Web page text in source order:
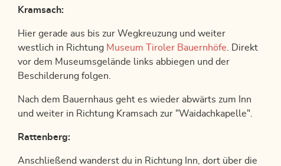
Kramsach:
Hier gerade aus bis zur Wegkreuzung und weiter
westlich in Richtung Museum Tiroler Bauernhöfe . Direkt
vor dem Museumsgelände links abbiegen und der
Beschilderung folgen.
Nach dem Bauernhaus geht es wieder abwärts zum Inn
und weiter in Richtung Kramsach zur "Waidachkapelle".
Rattenberg:
Anschließend wanderst du in Richtung Inn, dort über die